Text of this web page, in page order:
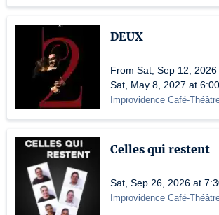
DEUX
From Sat, Sep 12,
Sat, May 8, 2027 at
Improvidence Café-
Celles qui restent
Sat, Sep 26, 2026 at
Improvidence Café-